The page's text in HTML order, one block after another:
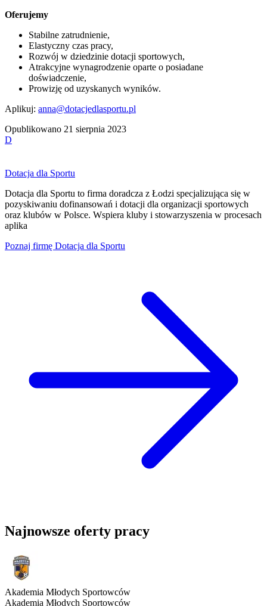
Oferujemy
Stabilne zatrudnienie,
Elastyczny czas pracy,
Rozwój w dziedzinie dotacji sportowych,
Atrakcyjne wynagrodzenie oparte o posiadane
doświadczenie,
Prowizję od uzyskanych wyników.
Aplikuj: anna@dotacjedlasportu.pl
Opublikowano 21 sierpnia 2023
D
Dotacja dla Sportu
Dotacja dla Sportu to firma doradcza z Łodzi specjalizująca się w
pozyskiwaniu dofinansowań i dotacji dla organizacji sportowych
oraz klubów w Polsce. Wspiera kluby i stowarzyszenia w procesach
aplika
Poznaj firmę Dotacja dla Sportu
Najnowsze oferty pracy
Akademia Młodych Sportowców
Akademia Młodych Sportowców